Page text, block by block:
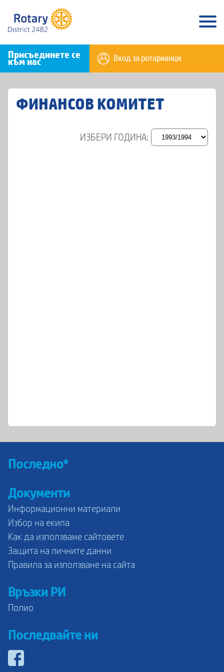
Присъединете се
към нас Вход за ротарианци
ФИНАНСОВ КОМИТЕТ
ИЗБЕРИ ГОДИНА:
Последно*
Документи
Информационни материали
Избор на екипа
Как да използваме сайтовете
Защита на личните данни
Правила за използване на сайта
Връзки РИ
Полио
Последвайте ни